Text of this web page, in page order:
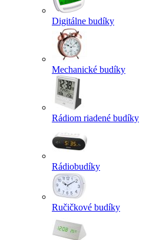
Digitálne budíky
Mechanické budíky
Rádiom riadené budíky
Rádiobudíky
Ručičkové budíky